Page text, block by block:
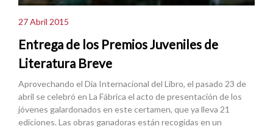
27 Abril 2015
Entrega de los Premios Juveniles de
Literatura Breve
Aprovechando el Día Internacional del Libro, el pasado 23 de
abril se celebró en La Fábrica el acto de presentación de los
jóvenes galardonados en este certamen, que ya lleva 21
ediciones. Las obras ganadoras están recogidas en un